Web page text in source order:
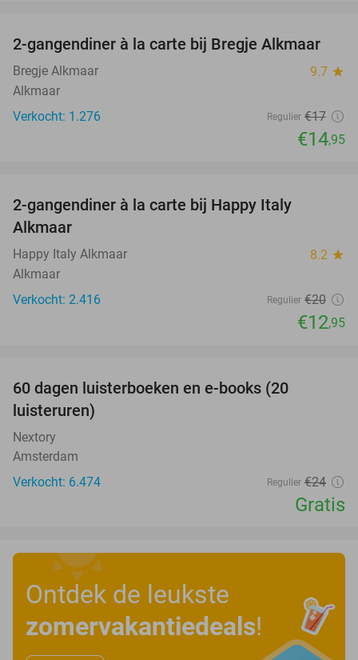
12%
2-gangendiner à la carte bij Bregje Alkmaar
Bregje Alkmaar 9.7 star
Alkmaar
Verkocht: 1.276
Regulier €17
€14,95
2-gangendiner à la carte bij Happy Italy
Alkmaar
Happy Italy Alkmaar 8.2 star
Alkmaar
Verkocht: 2.416
Regulier €20
€12,95
60 dagen luisterboeken en e-books (20
luisteruren)
Nextory
Amsterdam
Verkocht: 6.474
Regulier €24
Gratis
Ontdek de leukste
zomervakantiedeals!